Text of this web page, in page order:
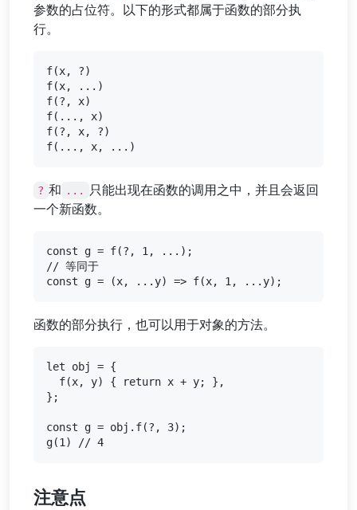
参数的占位符。以下的形式都属于函数的部分执
行。
f(x, ?)
f(x, ...)
f(?, x)
f(..., x)
f(?, x, ?)
? 和 ...
只能出现在函数的调用之中，并且会返回
一个新函数。
const g = f(?, 1, ...);
// 等同于
函数的部分执行，也可以用于对象的方法。
let obj = {
  f(x, y) { return x + y; },
};
const g = obj.f(?, 3);
注意点